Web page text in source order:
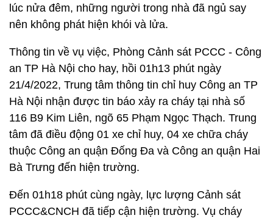
lúc nửa đêm, những người trong nhà đã ngủ say
nên không phát hiện khói và lửa.
Thông tin về vụ việc, Phòng Cảnh sát PCCC - Công
an TP Hà Nội cho hay, hồi 01h13 phút ngày
21/4/2022, Trung tâm thông tin chỉ huy Công an TP
Hà Nội nhận được tin báo xảy ra cháy tại nhà số
116 B9 Kim Liên, ngõ 65 Phạm Ngọc Thạch. Trung
tâm đã điều động 01 xe chỉ huy, 04 xe chữa cháy
thuộc Công an quận Đống Đa và Công an quận Hai
Bà Trưng đến hiện trường.
Đến 01h18 phút cùng ngày, lực lượng Cảnh sát
PCCC&CNCH đã tiếp cận hiện trường. Vụ cháy